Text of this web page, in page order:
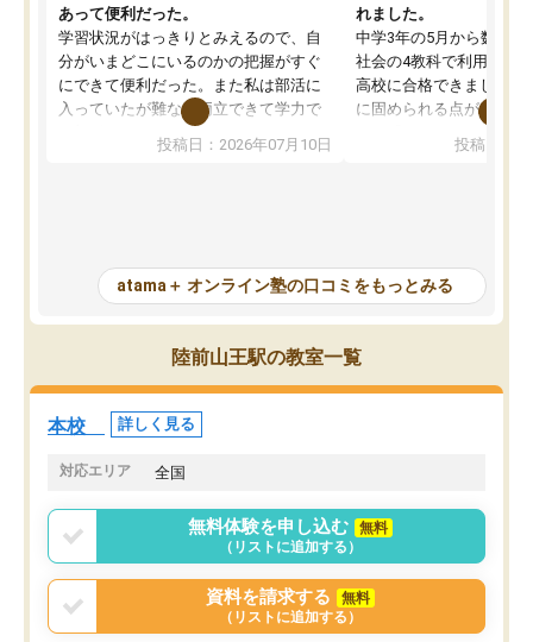
あって便利だった。
学習状況がはっきりとみえるので、自
分がいまどこにいるのかの把握がすぐ
にできて便利だった。また私は部活に
入っていたが難なく両立できて学力で
も部活でも結果を残すことができてよ
かった。また問題演習の際に、自分が
が、自分で自分の管理ができない人に
とっては難しい部分もあるのではない
かと思った。
投稿日：2026年07月10日
れました。
中学3年の5月から数学・
社会の4教科で利用し、
高校に合格できました。
に固められる点が魅力で
項目のおかげで、手軽
元数が可視化されるので
しながら意欲的に取り組
常に効果を実感している
になった現在も大学受験
して利用しており、自信
すめできる塾です。
投稿日：
atama＋ オンライン塾の口コミをもっとみる
陸前山王駅の教室一覧
本校 詳しく見る
対応エリア 全国
無料体験を申し込む
無料
（リストに追加する）
資料を請求する
無料
（リストに追加する）